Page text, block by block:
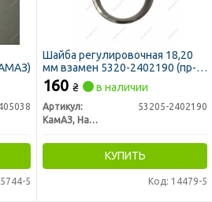
5
Шайба регулировочная 18,20
мм взамен 5320-2402190 (пр-
во КАМАЗ)
160 ₴ в наличии
Артикул:
53205-2402190
КамАЗ, Набережные Челны
КУПИТЬ
Код: 14479-5